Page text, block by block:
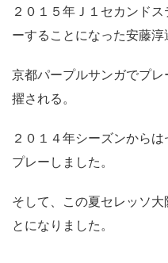
２０１５年Ｊ１セカンド
ーすることになった安藤淳
京都パープルサンガでプ
擢される。
２０１４年シーズンから
プレーしました。
そして、この夏セレッソ
とになりました。